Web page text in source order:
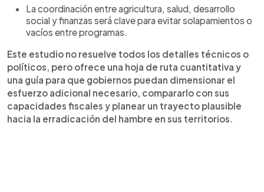
La coordinación entre agricultura, salud, desarrollo
social y finanzas será clave para evitar solapamientos o
vacíos entre programas.
Este estudio no resuelve todos los detalles técnicos o
políticos, pero ofrece una hoja de ruta cuantitativa y
una guía para que gobiernos puedan dimensionar el
esfuerzo adicional necesario, compararlo con sus
capacidades fiscales y planear un trayecto plausible
hacia la erradicación del hambre en sus territorios.